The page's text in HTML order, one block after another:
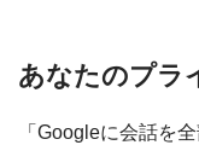
あなたのプラ
「Googleに会話を